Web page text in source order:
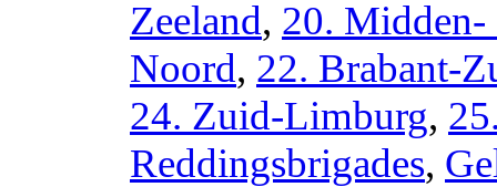
Zeeland, 20. Midden-
Noord, 22. Brabant-
24. Zuid-Limburg,
Reddingsbrigades,